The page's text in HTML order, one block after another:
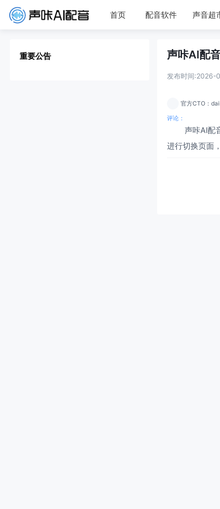
首页 配音软件 声音超
重要公告 声咔AI配
发布时间
官方CTO：
评论：
声咔AI配
进行切换页面